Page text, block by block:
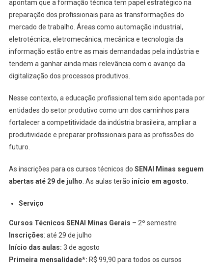
apontam que a formação técnica tem papel estratégico na
preparação dos profissionais para as transformações do
mercado de trabalho. Áreas como automação industrial,
eletrotécnica, eletromecânica, mecânica e tecnologia da
informação estão entre as mais demandadas pela indústria e
tendem a ganhar ainda mais relevância com o avanço da
digitalização dos processos produtivos.
Nesse contexto, a educação profissional tem sido apontada por
entidades do setor produtivo como um dos caminhos para
fortalecer a competitividade da indústria brasileira, ampliar a
produtividade e preparar profissionais para as profissões do
futuro.
As inscrições para os cursos técnicos do SENAI Minas seguem
abertas até 29 de julho . As aulas terão início em agosto
Serviço
Cursos Técnicos SENAI Minas Gerais – 2º semestre
Inscrições: até 29 de julho
Início das aulas: 3 de agosto
Primeira mensalidade*: R$ 99,90 para todos os cursos